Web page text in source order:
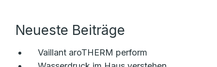
Neueste Beiträge
Vaillant aroTHERM perform